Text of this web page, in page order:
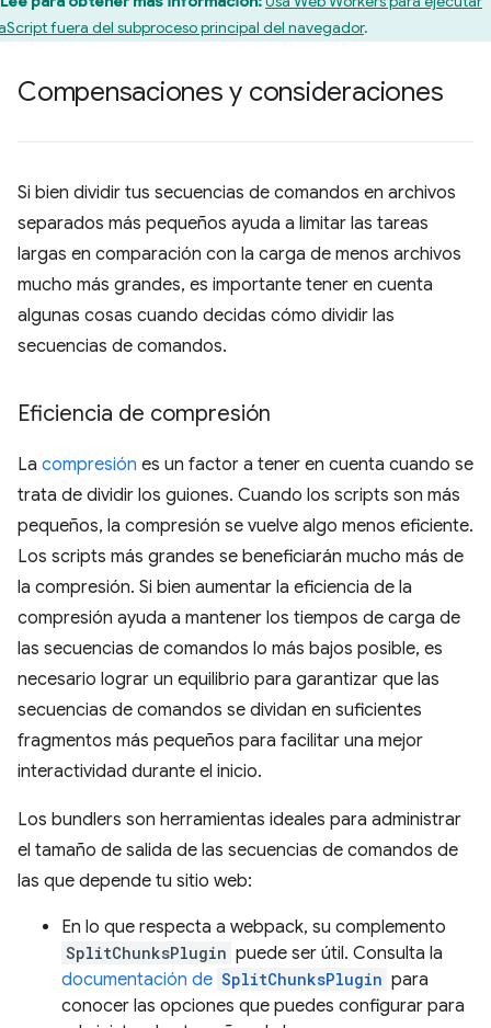
fuera del subproceso principal del navegador.
Compensaciones y consideraciones
Si bien dividir tus secuencias de comandos en archivos
separados más pequeños ayuda a limitar las tareas
largas en comparación con la carga de menos archivos
mucho más grandes, es importante tener en cuenta
algunas cosas cuando decidas cómo dividir las
secuencias de comandos.
Eficiencia de compresión
La compresión es un factor a tener en cuenta cuando se
trata de dividir los guiones. Cuando los scripts son más
pequeños, la compresión se vuelve algo menos eficiente.
Los scripts más grandes se beneficiarán mucho más de
la compresión. Si bien aumentar la eficiencia de la
compresión ayuda a mantener los tiempos de carga de
las secuencias de comandos lo más bajos posible, es
necesario lograr un equilibrio para garantizar que las
secuencias de comandos se dividan en suficientes
fragmentos más pequeños para facilitar una mejor
interactividad durante el inicio.
Los bundlers son herramientas ideales para administrar
el tamaño de salida de las secuencias de comandos de
las que depende tu sitio web:
En lo que respecta a webpack, su complemento
SplitChunksPlugin puede ser útil. Consulta la
documentación de SplitChunksPlugin para
conocer las opciones que puedes configurar para